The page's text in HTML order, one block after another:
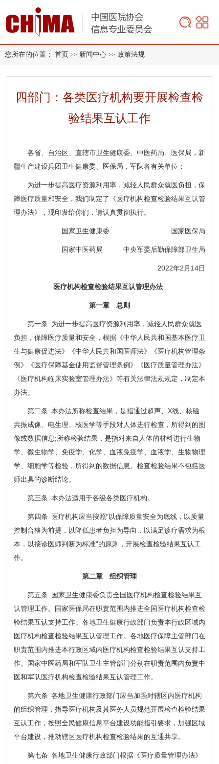
您所在的位置： 首页 >> 新闻中心 >> 政策法规
四部门：各类医疗机构要开展检查检
验结果互认工作
各省、自治区、直辖市卫生健康委、中医药局、医保局，新
疆生产建设兵团卫生健康委、医保局，军队各有关单位：
为进一步提高医疗资源利用率，减轻人民群众就医负担，保
障医疗质量和安全，我们制定了《医疗机构检查检验结果互认管
理办法》，现印发给你们，请认真贯彻执行。
国家卫生健康委 国家医保局
国家中医药局 中央军委后勤保障部卫生局
2022年2月14日
医疗机构检查检验结果互认管理办法
第一章 总则
第一条 为进一步提高医疗资源利用率，减轻人民群众就医
负担，保障医疗质量和安全，根据《中华人民共和国基本医疗卫
生与健康促进法》《中华人民共和国医师法》《医疗机构管理条
例》《医疗保障基金使用监督管理条例》《医疗质量管理办法》
《医疗机构临床实验室管理办法》等有关法律法规规定，制定本
办法。
第二条 本办法所称检查结果，是指通过超声、X线、核磁
共振成像、电生理、核医学等手段对人体进行检查，所得到的图
像或数据信息;所称检验结果，是指对来自人体的材料进行生物
学、微生物学、免疫学、化学、血液免疫学、血液学、生物物理
学、细胞学等检验，所得到的数据信息。检查检验结果不包括医
师出具的诊断结论。
第三条 本办法适用于各级各类医疗机构。
第四条 医疗机构应当按照“以保障质量安全为底线，以质量
控制合格为前提，以降低患者负担为导向，以满足诊疗需求为根
本，以接诊医师判断为标准”的原则，开展检查检验结果互认工
作。
第二章 组织管理
第五条 国家卫生健康委负责全国医疗机构检查检验结果互
认管理工作。国家医保局在职责范围内推进全国医疗机构检查检
验结果互认支持工作。各地卫生健康行政部门负责本行政区域内
医疗机构检查检验结果互认管理工作。各地医疗保障主管部门在
职责范围内推进本行政区域内医疗机构检查检验结果互认支持工
作。国家中医药局和军队卫生主管部门分别在职责范围内负责中
医和军队医疗机构检查检验结果互认管理工作。
第六条 各地卫生健康行政部门应当加强对辖区内医疗机构
的组织管理，指导医疗机构及其医务人员规范开展检查检验结果
互认工作，按照全民健康信息平台建设功能指引要求，加强区域
平台建设，推动辖区医疗机构检查检验结果的互通共享。
第七条 各地卫生健康行政部门根据《医疗质量管理办法》